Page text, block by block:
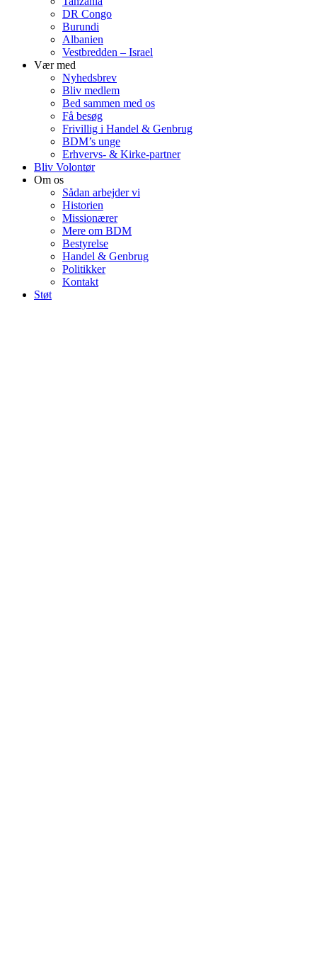
DR Congo
Burundi
Albanien
Vestbredden – Israel
Vær med
Nyhedsbrev
Bliv medlem
Bed sammen med os
Få besøg
Frivillig i Handel & Genbrug
BDM’s unge
Erhvervs- & Kirke-partner
Bliv Volontør
Om os
Sådan arbejder vi
Historien
Missionærer
Mere om BDM
Bestyrelse
Handel & Genbrug
Politikker
Kontakt
Støt